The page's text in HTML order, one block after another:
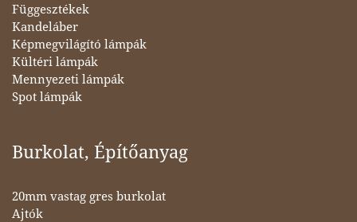
Függesztékek
Kandeláber
Képmegvilágító lámpák
Kültéri lámpák
Mennyezeti lámpák
Spot lámpák
Burkolat, Építőanyag
20mm vastag gres burkolat
Ajtók